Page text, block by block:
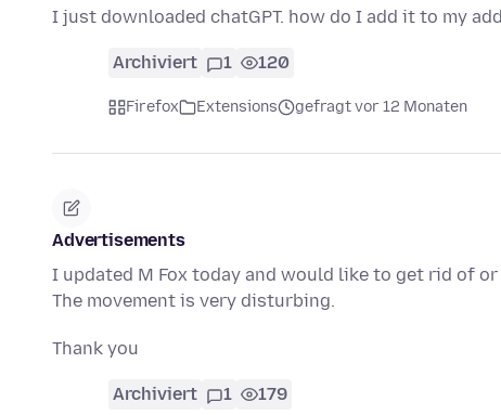
I just downloaded chatGPT. how do I add it to my
Archiviert 1 120
Firefox Extensions gefragt vor 12 Monaten
Advertisements
I updated M Fox today and would like to get rid of
The movement is very disturbing.
Thank you
Archiviert 1 179